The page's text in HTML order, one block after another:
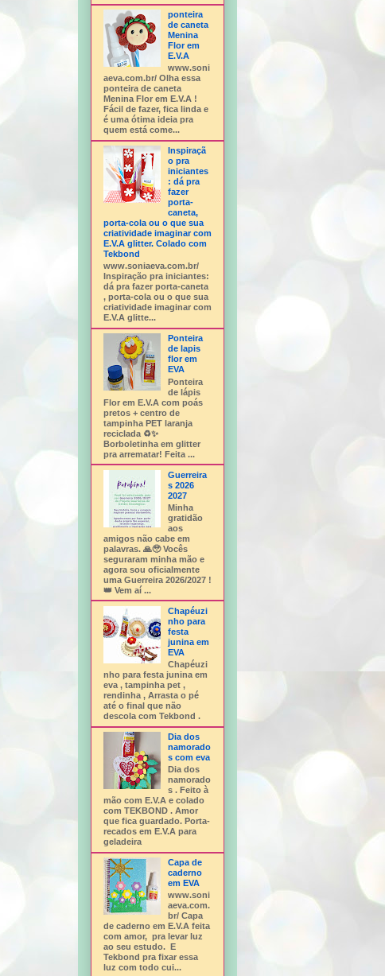
ponteira
de caneta
Menina
Flor em
E.V.A
www.soni
aeva.com.br/ Olha essa
ponteira de caneta
Menina Flor em E.V.A !
Fácil de fazer, fica linda e
é uma ótima ideia pra
quem está come...
Inspiraçã
o pra
iniciantes
: dá pra
fazer
porta-
caneta,
porta-cola ou o que sua
criatividade imaginar com
E.V.A glitter. Colado com
Tekbond
www.soniaeva.com.br/
Inspiração pra iniciantes:
dá pra fazer porta-caneta
, porta-cola ou o que sua
criatividade imaginar com
E.V.A glitte...
Ponteira
de lapis
flor em
EVA
Ponteira
de lápis
Flor em E.V.A com poás
pretos + centro de
tampinha PET laranja
reciclada ♻️✨
Borboletinha em glitter
pra arrematar! Feita ...
Guerreira
s 2026
2027
Minha
gratidão
aos
amigos não cabe em
palavras. 🙏🥹 Vocês
seguraram minha mão e
agora sou oficialmente
uma Guerreira 2026/2027 !
👑 Vem aí ...
Chapéuzi
nho para
festa
junina em
EVA
Chapéuzi
nho para festa junina em
eva , tampinha pet ,
rendinha , Arrasta o pé
até o final que não
descola com Tekbond .
Dia dos
namorado
s com eva
Dia dos
namorado
s . Feito à
mão com E.V.A e colado
com TEKBOND . Amor
que fica guardado. Porta-
recados em E.V.A para
geladeira
Capa de
caderno
em EVA
www.soni
aeva.com.
br/ Capa
de caderno em E.V.A feita
com amor, pra levar luz
ao seu estudo. E
Tekbond pra fixar essa
luz com todo cui...